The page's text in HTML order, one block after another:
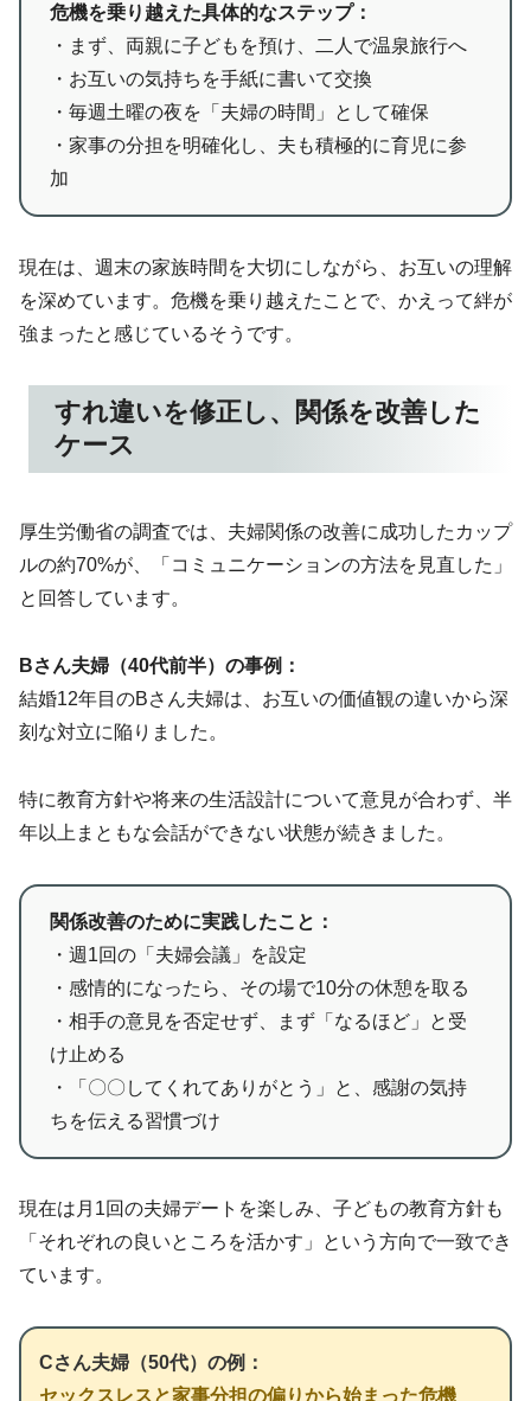
危機を乗り越えた具体的なステップ：
・まず、両親に子どもを預け、二人で温泉旅行へ
・お互いの気持ちを手紙に書いて交換
・毎週土曜の夜を「夫婦の時間」として確保
・家事の分担を明確化し、夫も積極的に育児に参
加
現在は、週末の家族時間を大切にしながら、お互いの理解
を深めています。危機を乗り越えたことで、かえって絆が
強まったと感じているそうです。
すれ違いを修正し、関係を改善した
ケース
厚生労働省の調査では、夫婦関係の改善に成功したカップ
ルの約70%が、「コミュニケーションの方法を見直した」
と回答しています。
Bさん夫婦（40代前半）の事例：
結婚12年目のBさん夫婦は、お互いの価値観の違いから深
刻な対立に陥りました。
特に教育方針や将来の生活設計について意見が合わず、半
年以上まともな会話ができない状態が続きました。
関係改善のために実践したこと：
・週1回の「夫婦会議」を設定
・感情的になったら、その場で10分の休憩を取る
・相手の意見を否定せず、まず「なるほど」と受
け止める
・「〇〇してくれてありがとう」と、感謝の気持
ちを伝える習慣づけ
現在は月1回の夫婦デートを楽しみ、子どもの教育方針も
「それぞれの良いところを活かす」という方向で一致でき
ています。
Cさん夫婦（50代）の例：
セックスレスと家事分担の偏りから始まった危機